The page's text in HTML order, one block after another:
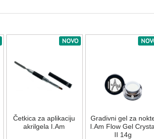
NOVO
Četkica za aplikaciju
akrilgela I.Am
Gradivni gel za
I.Am Flow Gel
II 14g